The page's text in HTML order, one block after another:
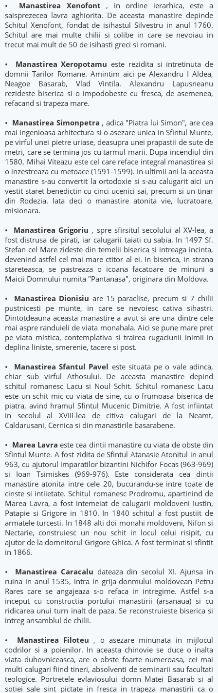
• Manastirea Xenofont , in ordine ierarhica, este a
saisprezecea lavra aghiorita. De aceasta manastire depinde
Schitul Xenofont, fondat de isihastul Silvestru in anul 1760.
Schitul are mai multe chilii si colibe in care se nevoiau in
trecut mai mult de 50 de isihasti greci si romani.
• Manastirea Xeropotamu este rezidita si intretinuta de
domnii Tarilor Romane. Amintim aici pe Alexandru I Aldea,
Neagoe Basarab, Vlad Vintila. Alexandru Lapusneanu
rezideste biserica si o impodobeste cu fresca, de asemenea,
refacand si trapeza mare.
• Manastirea Simonpetra , adica "Piatra lui Simon", are cea
mai ingenioasa arhitectura si o asezare unica in Sfintul Munte,
pe virful unei pietre uriase, deasupra unei prapastii de sute de
metri, care se termina jos cu tarmul marii. Dupa incendiul din
1580, Mihai Viteazu este cel care reface integral manastirea si
o inzestreaza cu metoace (1591-1599). In ultimii ani la aceasta
manastire s-au convertit la ortodoxie si s-au calugarit aici un
vestit staret benedictin cu cinci ucenici sai, precum si un tinar
din Rodezia. Iata deci o manastire atonita vie, lucratoare,
misionara.
• Manastirea Grigoriu , spre sfirsitul secolului al XV-lea, a
fost distrusa de pirati, iar calugarii taiati cu sabia. In 1497 Sf.
Stefan cel Mare zideste din temelii biserica si intreaga incinta,
devenind astfel cel mai mare ctitor al ei. In biserica, in strana
stareteasca, se pastreaza o icoana facatoare de minuni a
Maicii Domnului numita "Pantanasa", originara din Moldova.
• Manastirea Dionisiu are 15 paraclise, precum si 7 chilii
pustnicesti pe munte, in care se nevoiesc cativa sihastri.
Dintotdeauna aceasta manastire a avut si are una dintre cele
mai aspre randuieli de viata monahala. Aici se pune mare pret
pe viata mistica, contemplativa si trairea rugaciunii inimii in
deplina liniste, smerenie, tacere si post.
• Manastirea Sfantul Pavel este situata pe o vale adinca,
chiar sub virful Athosului. De aceasta manastire depind
schitul romanesc Lacu si Noul Schit. Schitul romanesc Lacu
este un schit mic cu viata de sine, cu o frumoasa biserica de
piatra, avind hramul Sfintul Mucenic Dimitrie. A fost infiintat
in secolul al XVIII-lea de citiva calugari de la Neamt,
Caldarusani, Cernica si din manastirile basarabene.
• Marea Lavra este cea dintii manastire cu viata de obste din
Sfintul Munte. A fost zidita de Sfintul Atanasie Atonitul in anul
963, cu ajutorul imparatilor bizantini Nichifor Focas (963-969)
si Ioan Tsimiskes (969-976). Este considerata cea dintii
manastire atonita intre cele 20, bucurandu-se intre toate de
cinste si intiietate. Schitul romanesc Prodromu, apartinind de
Marea Lavra, a fost intemeiat de calugarii moldoveni Iustin,
Patapie si Grigore in 1810. In 1840 schitul a fost pustiit de
armatele turcesti. In 1848 alti doi monahi moldoveni, Nifon si
Nectarie, construiesc un nou schit in locul celui risipit, cu
ajutor de la domnitorul Grigore Ghica. A fost terminat si sfintit
in 1866.
• Manastirea Caracalu dateaza din secolul XI. Ajunsa in
ruina in anul 1535, intra in grija donmului moldovean Petru
Rares care se angajeaza s-o refaca in intregime. Astfel s-a
inceput cu constructia portului manastirii (arsanaua) si cu
ridicarea unui turn inalt de paza. Se reconstruieste biserica si
intreg ansamblul de chilii.
• Manastirea Filoteu , o asezare minunata in mijlocul
codrilor si a poienilor. In aceasta chinovie se duce o inalta
viata duhovniceasca, are o obste foarte numeroasa, cei mai
multi calugari fiind tineri, absolventi de seminarii sau facultati
teologice. Portretele evlaviosului domn Matei Basarab si al
sotiei sale sint pictate in fresca in trapeza manastirii ca o